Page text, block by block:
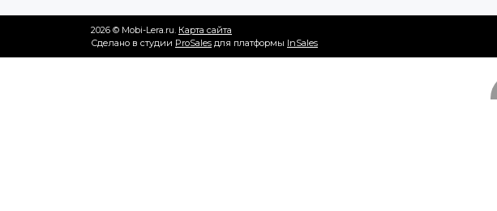
2026 © Mobi-Lera.ru. Карта сайта
Сделано в студии ProSales для платформы InSales